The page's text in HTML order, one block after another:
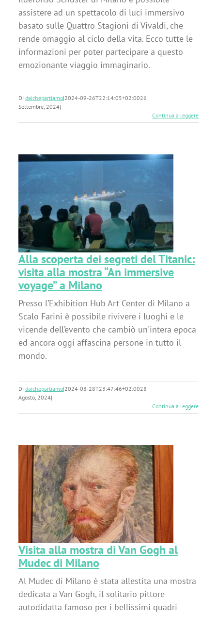
assistere ad un spettacolo di luci immersivo
basato sulle Quattro Stagioni di Vivaldi, che
rende omaggio al ciclo della vita. Ecco tutte le
informazioni per poter partecipare a questo
emozionante viaggio immaginario.
Di daichepartiamo|2024-09-26T22:14:05+02:0026
Settembre, 2024|
Continua a leggere
Alla scoperta dei segreti del Titanic:
visita alla mostra “An immersive
voyage” a Milano
Presso l’Exhibition Hub Art Center di Milano a
Scalo Farini è possibile rivivere i luoghi e le
vicende dell’evento che cambiò un'intera epoca
ed ancora oggi affascina persone in tutto il
mondo.
Di daichepartiamo|2024-08-28T23:47:46+02:0028
Agosto, 2024|
Continua a leggere
Visita alla mostra di Van Gogh al
Mudec di Milano
Al Mudec di Milano è stata allestita una mostra
dedicata a Van Gogh, il solitario pittore
autodidatta famoso per i bellissimi quadri